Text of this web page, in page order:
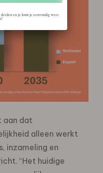
aan dat
alleen werkt
inzameling en
“Het huidige
en je kunt je eenvoudig weer